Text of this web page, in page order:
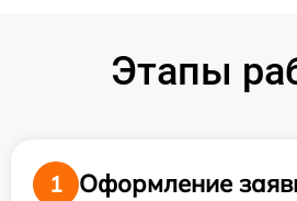
Этапы
1
Оформление